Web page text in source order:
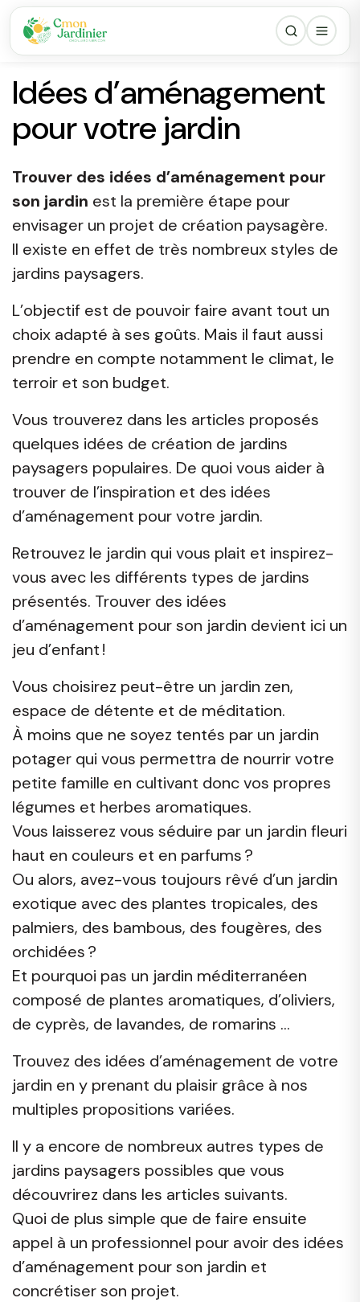
Idées d’aménagement
pour votre jardin
Trouver des idées d’aménagement pour
son jardin est la première étape pour
envisager un projet de création paysagère.
Il existe en effet de très nombreux styles de
jardins paysagers.
L’objectif est de pouvoir faire avant tout un
choix adapté à ses goûts. Mais il faut aussi
prendre en compte notamment le climat, le
terroir et son budget.
Vous trouverez dans les articles proposés
quelques idées de création de jardins
paysagers populaires. De quoi vous aider à
trouver de l’inspiration et des idées
d’aménagement pour votre jardin.
Retrouvez le jardin qui vous plait et inspirez-
vous avec les différents types de jardins
présentés. Trouver des idées
d’aménagement pour son jardin devient ici un
jeu d’enfant !
Vous choisirez peut-être un jardin zen,
espace de détente et de méditation.
À moins que ne soyez tentés par un jardin
potager qui vous permettra de nourrir votre
petite famille en cultivant donc vos propres
légumes et herbes aromatiques.
Vous laisserez vous séduire par un jardin fleuri
haut en couleurs et en parfums ?
Ou alors, avez-vous toujours rêvé d’un jardin
exotique avec des plantes tropicales, des
palmiers, des bambous, des fougères, des
orchidées ?
Et pourquoi pas un jardin méditerranéen
composé de plantes aromatiques, d’oliviers,
de cyprès, de lavandes, de romarins …
Trouvez des idées d’aménagement de votre
jardin en y prenant du plaisir grâce à nos
multiples propositions variées.
Il y a encore de nombreux autres types de
jardins paysagers possibles que vous
découvrirez dans les articles suivants.
Quoi de plus simple que de faire ensuite
appel à un professionnel pour avoir des idées
d’aménagement pour son jardin et
concrétiser son projet.